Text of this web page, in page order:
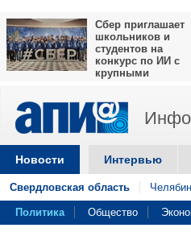
Сбер приглашает
школьников и
студентов на
конкурс по ИИ с
крупными
Новости Интервью
Свердловская область
Политика Общество